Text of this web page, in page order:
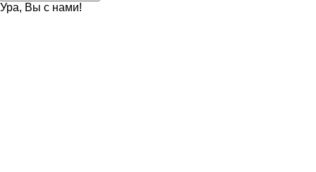
Ура, Вы с нами!